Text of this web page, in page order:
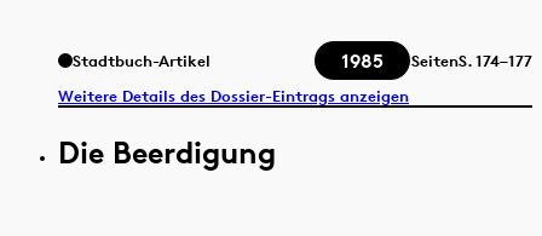
Stadtbuch-Artikel 1985 SeitenS.174–177
Weitere Details des Dossier-Eintrags anzeigen
Die Beerdigung